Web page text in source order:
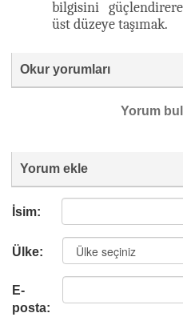
bilgisini
üst düzeye taşımak.
Okur yorumları
Yorum
Yorum ekle
İsim:
Ülke:
E-
posta: